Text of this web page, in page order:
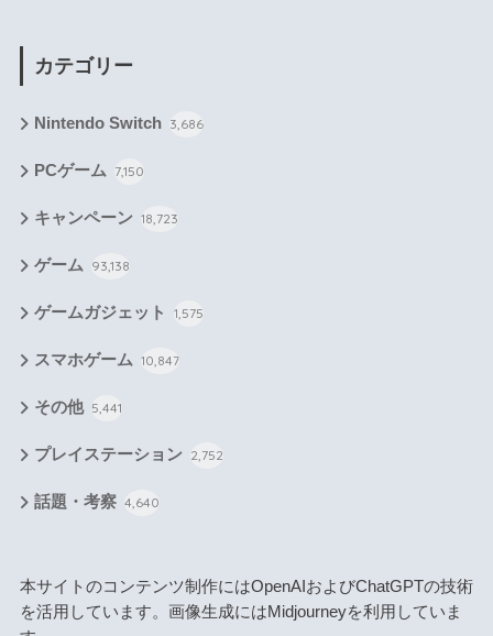
カテゴリー
Nintendo Switch 3,686
PCゲーム 7,150
キャンペーン 18,723
ゲーム 93,138
ゲームガジェット 1,575
スマホゲーム 10,847
その他 5,441
プレイステーション 2,752
話題・考察 4,640
本サイトのコンテンツ制作にはOpenAIおよびChatGPTの技術
を活用しています。画像生成にはMidjourneyを利用していま